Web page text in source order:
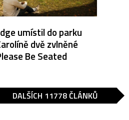
umístil do parku
dvě zvlněné
Be Seated
DALŠÍCH 11778 ČLÁNKŮ